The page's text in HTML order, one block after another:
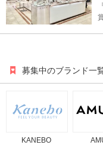
募集中のブランド一
KANEBO